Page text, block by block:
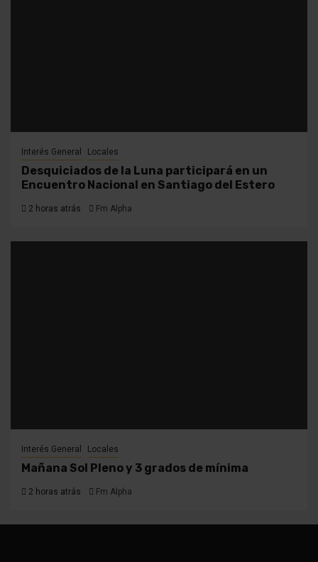
Interés General Locales
Desquiciados de la Luna participará en un
Encuentro Nacional en Santiago del Estero
2 horas atrás Fm Alpha
Interés General Locales
Mañana Sol Pleno y 3 grados de mínima
2 horas atrás Fm Alpha